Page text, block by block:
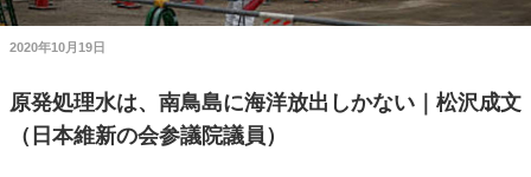
2020年10月19日
原発処理水は、南鳥島に海洋放出しかない｜松沢成文
（日本維新の会参議院議員）